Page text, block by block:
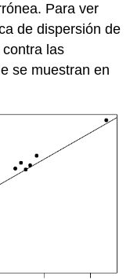
Para ver
de dispersión de
las
se muestran en